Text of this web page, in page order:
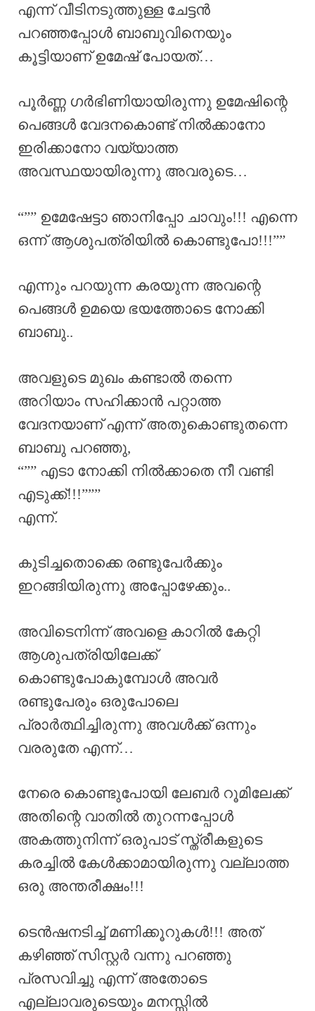
എന്ന് വീടിനടുത്തുള്ള ചേട്ടൻ
പറഞ്ഞപ്പോൾ ബാബുവിനെയും
കൂട്ടിയാണ് ഉമേഷ് പോയത്…
പൂർണ്ണ ഗർഭിണിയായിരുന്നു ഉമേഷിന്റെ
പെങ്ങൾ വേദനകൊണ്ട് നിൽക്കാനോ
ഇരിക്കാനോ വയ്യാത്ത
അവസ്ഥയായിരുന്നു അവരുടെ…
“”” ഉമേഷേട്ടാ ഞാനിപ്പോ ചാവും!!! എന്നെ
ഒന്ന് ആശുപത്രിയിൽ കൊണ്ടുപോ!!!””
എന്നും പറയുന്ന കരയുന്ന അവന്റെ
പെങ്ങൾ ഉമയെ ഭയത്തോടെ നോക്കി
ബാബു..
അവളുടെ മുഖം കണ്ടാൽ തന്നെ
അറിയാം സഹിക്കാൻ പറ്റാത്ത
വേദനയാണ് എന്ന് അതുകൊണ്ടുതന്നെ
ബാബു പറഞ്ഞു,
“”” എടാ നോക്കി നിൽക്കാതെ നീ വണ്ടി
എടുക്ക്!!!”””
എന്ന്.
കുടിച്ചതൊക്കെ രണ്ടുപേർക്കും
ഇറങ്ങിയിരുന്നു അപ്പോഴേക്കും..
അവിടെനിന്ന് അവളെ കാറിൽ കേറ്റി
ആശുപത്രിയിലേക്ക്
കൊണ്ടുപോകുമ്പോൾ അവർ
രണ്ടുപേരും ഒരുപോലെ
പ്രാർത്ഥിച്ചിരുന്നു അവൾക്ക് ഒന്നും
വരരുതേ എന്ന്…
നേരെ കൊണ്ടുപോയി ലേബർ റൂമിലേക്ക്
അതിന്റെ വാതിൽ തുറന്നപ്പോൾ
അകത്തുനിന്ന് ഒരുപാട് സ്ത്രീകളുടെ
കരച്ചിൽ കേൾക്കാമായിരുന്നു വല്ലാത്ത
ഒരു അന്തരീക്ഷം!!!
ടെൻഷനടിച്ച് മണിക്കൂറുകൾ!!! അത്
കഴിഞ്ഞ് സിസ്റ്റർ വന്നു പറഞ്ഞു
പ്രസവിച്ചു എന്ന് അതോടെ
എല്ലാവരുടെയും മനസ്സിൽ